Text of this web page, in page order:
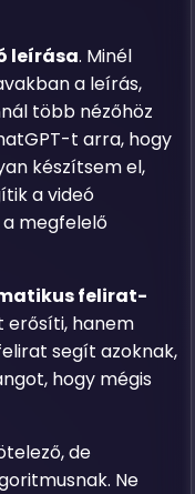
leírása. Minél
a leírás,
több nézőhöz
t arra, hogy
készítsem el,
a videó
megfelelő
felirat-
erősíti, hanem
segít azoknak,
hogy mégis
de
Ne